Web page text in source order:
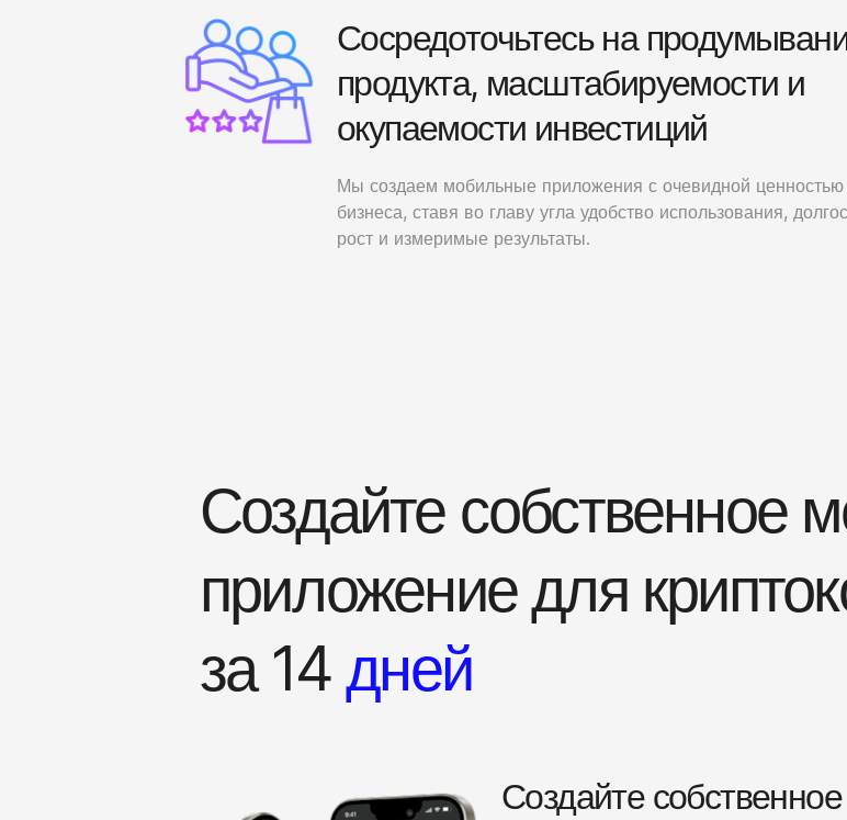
Сосредоточьтесь на
продукта, масштабируемости и
окупаемости инвестиций
Мы создаем мобильные приложения с очевидной ценностью
бизнеса, ставя во главу угла удобство использования,
рост и измеримые результаты.
Создайте собственное
приложение для
за 14дней
Создайте